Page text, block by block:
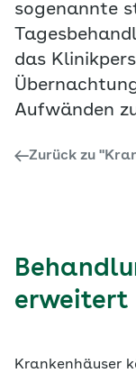
sogenannte
das
Aufwänden
Zurück zu
erweitert
Krankenhäuser